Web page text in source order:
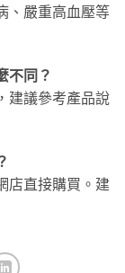
、嚴重高血壓等
不同？
建議參考產品說
店直接購買。建